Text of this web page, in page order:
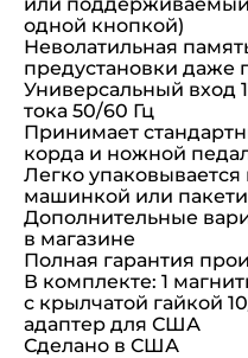
одной кнопкой)
Неволатильная
предустановки даже
Универсальный вход
тока 50/60 Гц
Принимает
корда и ножной
Легко
машинкой или
Дополнительные
в магазине
Полная гарантия
В комплекте: 1
с крылчатой гайкой
адаптер для США
Сделано в США